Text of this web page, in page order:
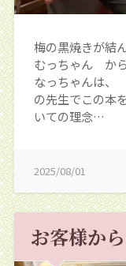
梅の黒焼きが結
むっちゃん か
なっちゃんは
の先生でこの本
いての理念…
2025/08/01
お客様か